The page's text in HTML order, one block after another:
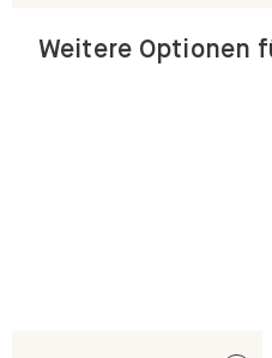
Weitere Optionen